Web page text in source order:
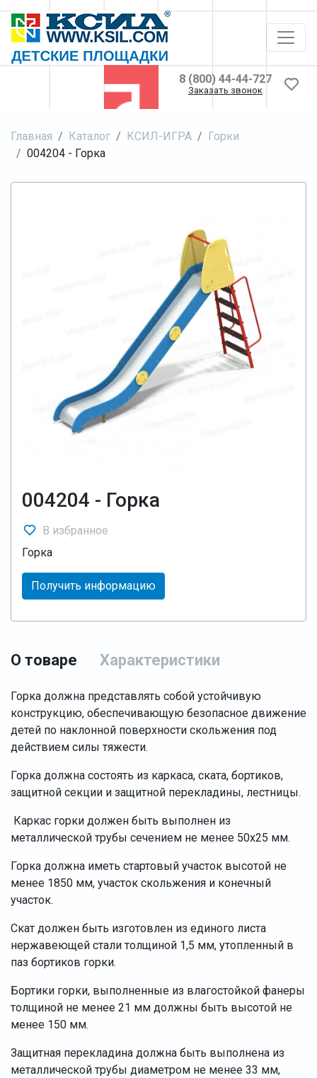
8 (800) 44-44-727
Заказать звонок
Главная Каталог КСИЛ-ИГРА
Горки
004204 - Горка
004204 - Горка
В избранное
Горка
Получить информацию
О товаре Характеристики
Горка должна представлять собой устойчивую
конструкцию, обеспечивающую безопасное движение
детей по наклонной поверхности скольжения под
действием силы тяжести.
Горка должна состоять из каркаса, ската, бортиков,
защитной секции и защитной перекладины, лестницы.
Каркас горки должен быть выполнен из
металлической трубы сечением не менее 50х25 мм.
Горка должна иметь стартовый участок высотой не
менее 1850 мм, участок скольжения и конечный
участок.
Скат должен быть изготовлен из единого листа
нержавеющей стали толщиной 1,5 мм, утопленный в
паз бортиков горки.
Бортики горки, выполненные из влагостойкой фанеры
толщиной не менее 21 мм должны быть высотой не
менее 150 мм.
Защитная перекладина должна быть выполнена из
металлической трубы диаметром не менее 33 мм,